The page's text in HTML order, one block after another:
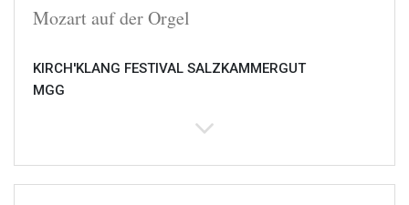
Mozart auf der Orgel
KIRCH'KLANG FESTIVAL SALZKAMMERGUT
MGG